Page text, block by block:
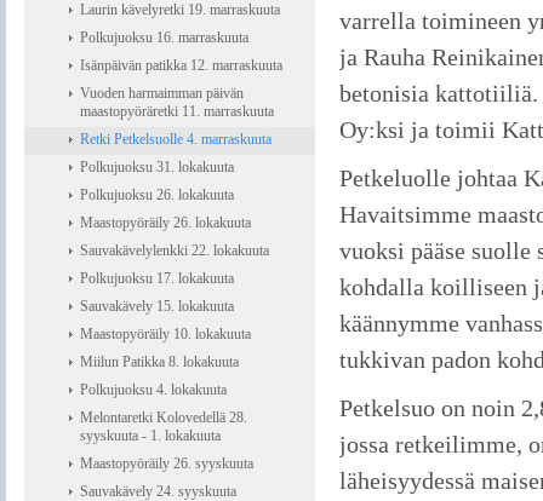
varrella toimineen
ja Rauha
betonisia
Oy:ksi ja toimii
Petkeluolle johtaa
Havaitsimme
vuoksi pääse
kohdalla koilliseen
käännymme
tukkivan padon
Petkelsuo on noin
jossa retkeilimme,
läheisyydessä
Laurin kävelyretki 19. marraskuuta
Polkujuoksu 16. marraskuuta
Isänpäivän patikka 12. marraskuuta
Vuoden harmaimman päivän
maastopyöräretki 11. marraskuuta
Retki Petkelsuolle 4. marraskuuta
Polkujuoksu 31. lokakuuta
Polkujuoksu 26. lokakuuta
Maastopyöräily 26. lokakuuta
Sauvakävelylenkki 22. lokakuuta
Polkujuoksu 17. lokakuuta
Sauvakävely 15. lokakuuta
Maastopyöräily 10. lokakuuta
Miilun Patikka 8. lokakuuta
Polkujuoksu 4. lokakuuta
Melontaretki Kolovedellä 28.
syyskuuta - 1. lokakuuta
Maastopyöräily 26. syyskuuta
Sauvakävely 24. syyskuuta